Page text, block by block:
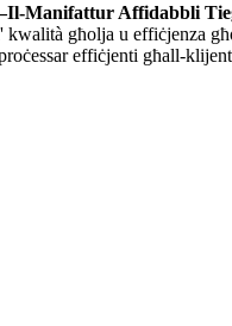
Manifattur Affidabbli
kwalità għolja u effiċjenza
effiċjenti għall-